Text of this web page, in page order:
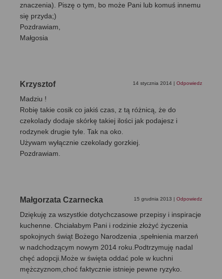
znaczenia). Piszę o tym, bo może Pani lub komuś innemu
się przyda;)
Pozdrawiam,
Małgosia
Krzysztof 14 stycznia 2014 | Odpowiedz
Madziu !
Robię takie cosik co jakiś czas, z tą różnicą, że do
czekolady dodaje skórkę takiej ilości jak podajesz i
rodzynek drugie tyle. Tak na oko.
Używam wyłącznie czekolady gorzkiej.
Pozdrawiam.
Małgorzata Czarnecka 15 grudnia 2013 | Odpowiedz
Dziękuję za wszystkie dotychczasowe przepisy i inspiracje
kuchenne. Chciałabym Pani i rodzinie złożyć życzenia
spokojnych świąt Bożego Narodzenia ,spełnienia marzeń
w nadchodzącym nowym 2014 roku.Podtrzymuję nadal
chęć adopcji.Może w święta oddać pole w kuchni
mężczyznom,choć faktycznie istnieje pewne ryzyko.